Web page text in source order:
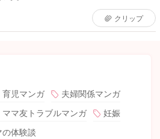
クリップ
育児マンガ
夫婦関係マンガ
ママ友トラブルマンガ
妊娠
の体験談